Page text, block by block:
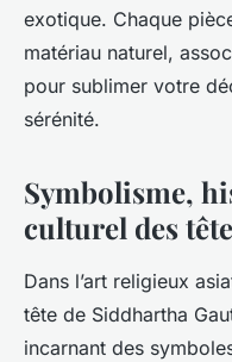
admin•11 juillet 2025 •4
exotique. Chaque
matériau naturel,
pour sublimer votre
sérénité.
Symbolisme,
culturel des
Dans l’art religieux
tête de Siddhartha
incarnant des